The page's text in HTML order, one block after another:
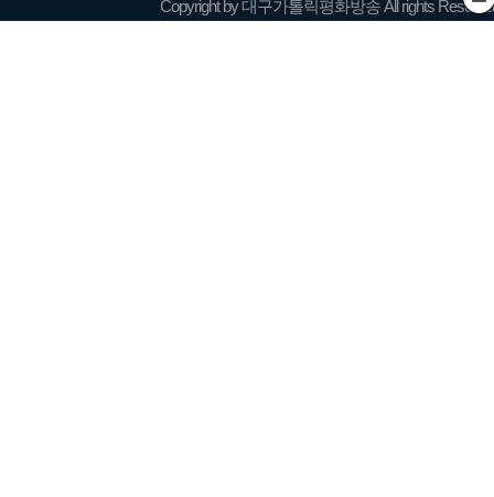
Copyright by 대구가톨릭평화방송 All rights